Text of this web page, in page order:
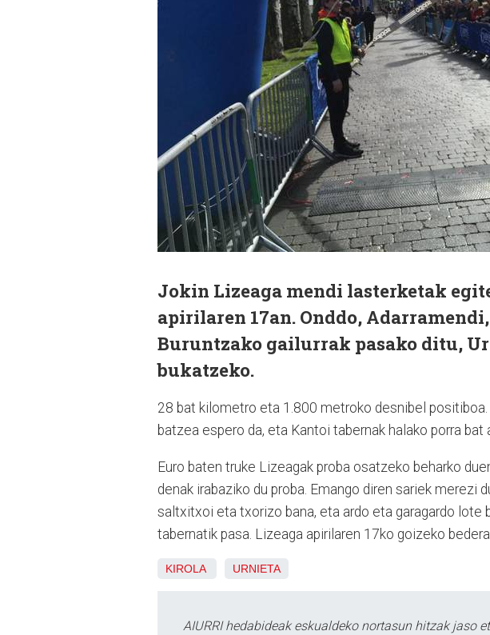
Jokin Lizeaga mendi lasterketak
apirilaren 17an. Onddo,
Buruntzako gailurrak pasako ditu,
bukatzeko.
28 bat kilometro eta 1.800 metroko desnibel
batzea espero da, eta Kantoi tabernak halako porra
Euro baten truke Lizeagak proba osatzeko beharko
denak irabaziko du proba. Emango diren sariek merezi
saltxitxoi eta txorizo bana, eta ardo eta garagardo lote
tabernatik pasa. Lizeaga apirilaren 17ko goizeko
KIROLA URNIETA
AIURRI hedabideak eskualdeko nortasun hitzak jaso